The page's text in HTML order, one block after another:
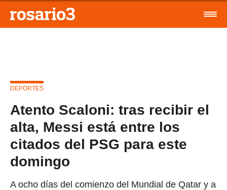
DEPORTES
Atento Scaloni: tras recibir el
alta, Messi está entre los
citados del PSG para este
domingo
A ocho días del comienzo del Mundial de Qatar y a